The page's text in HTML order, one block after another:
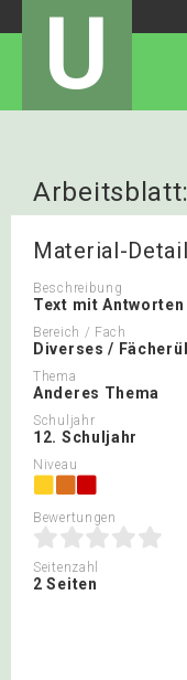
U
Antworten
Material-
Beschreibung
Text mit Antworten
Bereich / Fach
Diverses /
Thema
Anderes Thema
Schuljahr
12. Schuljahr
Niveau
Bewertungen
Seitenzahl
2 Seiten